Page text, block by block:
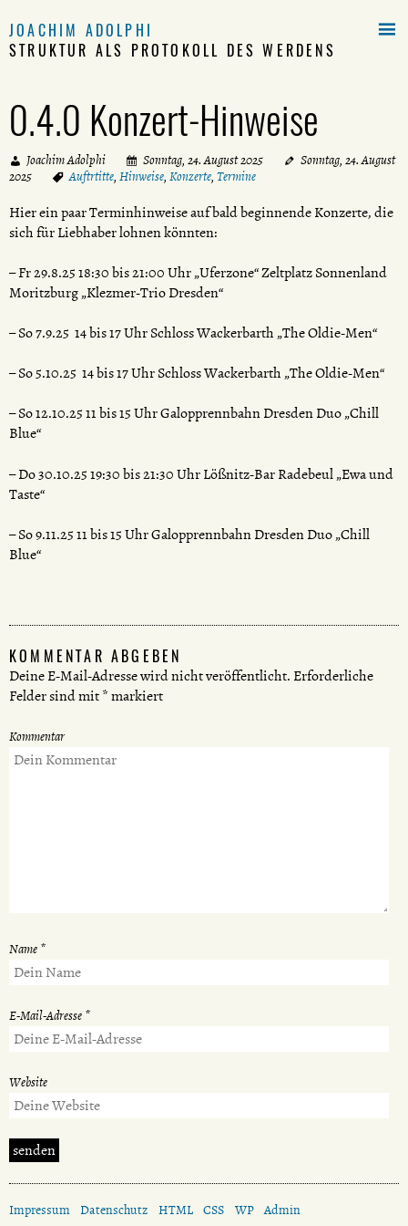
JOACHIM ADOLPHI
STRUKTUR ALS PROTOKOLL DES WERDENS
0.4.0 Konzert-Hinweise
Joachim Adolphi Sonntag, 24. August 2025
Sonntag, 24. August
2025
Auftrtitte, Hinweise, Konzerte, Termine
Hier ein paar Terminhinweise auf bald beginnende Konzerte, die
sich für Liebhaber lohnen könnten:
– Fr 29.8.25 18:30 bis 21:00 Uhr „Uferzone“ Zeltplatz Sonnenland
Moritzburg „Klezmer-Trio Dresden“
– So 7.9.25 14 bis 17 Uhr Schloss Wackerbarth „The Oldie-Men“
– So 5.10.25 14 bis 17 Uhr Schloss Wackerbarth „The Oldie-Men“
– So 12.10.25 11 bis 15 Uhr Galopprennbahn Dresden Duo „Chill
Blue“
– Do 30.10.25 19:30 bis 21:30 Uhr Lößnitz-Bar Radebeul „Ewa und
Taste“
– So 9.11.25 11 bis 15 Uhr Galopprennbahn Dresden Duo „Chill
Blue“
KOMMENTAR ABGEBEN
Deine E-Mail-Adresse wird nicht veröffentlicht. Erforderliche
Felder sind mit*markiert
Kommentar
Name *
E-Mail-Adresse *
Website

Impressum Datenschutz HTML CSS WP Admin